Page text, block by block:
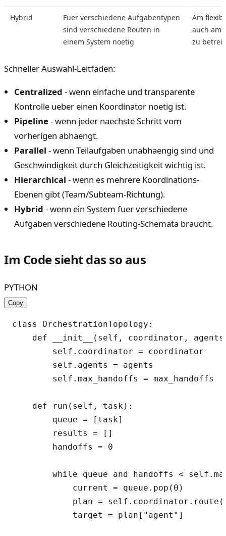
Hybrid
Fuer verschiedene Aufgabentypen
sind verschiedene Routen in
einem System noetig
Am
auch am
zu
Schneller Auswahl-Leitfaden:
Centralized - wenn einfache und transparente
Kontrolle ueber einen Koordinator noetig ist.
Pipeline- wenn jeder naechste Schritt vom
vorherigen abhaengt.
Parallel - wenn Teilaufgaben unabhaengig sind und
Geschwindigkeit durch Gleichzeitigkeit wichtig ist.
Hierarchical - wenn es mehrere Koordinations-
Ebenen gibt (Team/Subteam-Richtung).
Hybrid - wenn ein System fuer verschiedene
Aufgaben verschiedene Routing-Schemata braucht.
Im Code sieht das so aus
PYTHON
Copy
class OrchestrationTopology:
def __init__(self, coordinator,
        self.coordinator = coordinator
        self.agents = agents
        self.max_handoffs = max_handoffs
    def run(self, task):
        queue = [task]
        results = []
        handoffs = 0
while queue and handoffs <
            current = queue.pop(0)
plan =
            target = plan["agent"]